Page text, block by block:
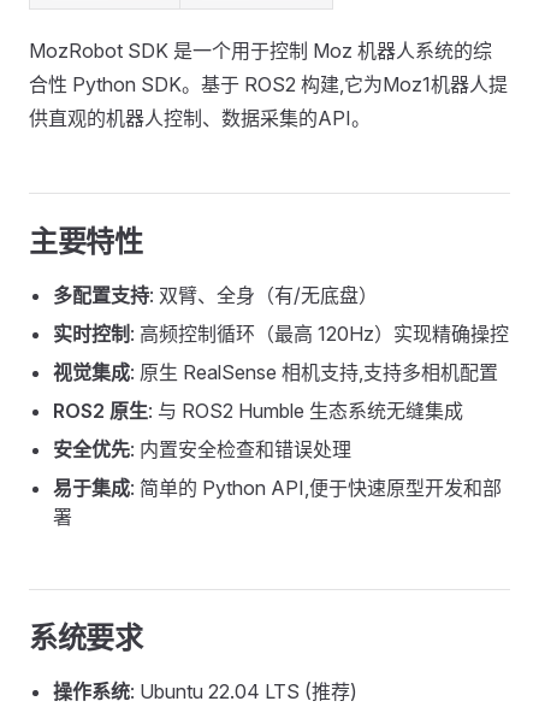
MozRobot SDK 是一个用于控制 Moz 机器人系统的综
合性 Python SDK。基于 ROS2 构建,它为Moz1机器人提
供直观的机器人控制、数据采集的API。
主要特性
多配置支持: 双臂、全身（有/无底盘）
实时控制 : 高频控制循环（最高 120Hz）实现精确操控
视觉集成: 原生 RealSense 相机支持,支持多相机配置
ROS2 原生: 与 ROS2 Humble 生态系统无缝集成
安全优先: 内置安全检查和错误处理
易于集成: 简单的 Python API,便于快速原型开发和部
署
系统要求
操作系统: Ubuntu 22.04 LTS (推荐)